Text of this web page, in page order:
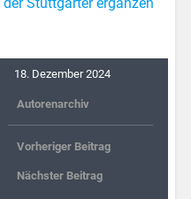
18. Dezember 2024
Autorenarchiv
Vorheriger Beitrag
Nächster Beitrag